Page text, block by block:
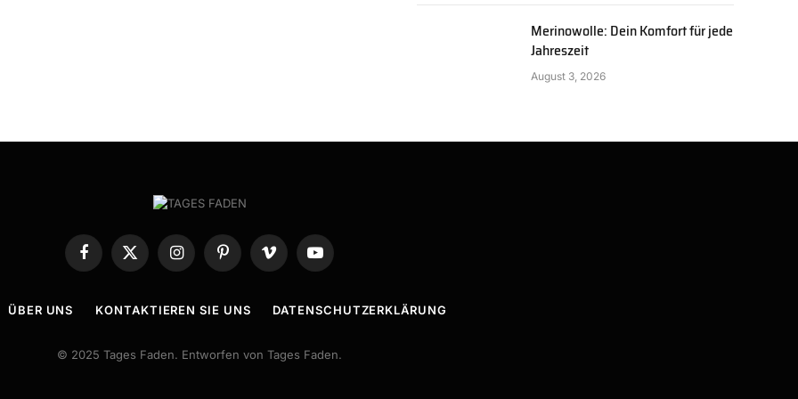
Merinowolle: Dein Komfort für jede
Jahreszeit
August 3, 2026
Facebook
X
(Twitter)
InstagramPinterestVimeo YouTube
ÜBER UNS KONTAKTIEREN SIE UNS DATENSCHUTZERKLÄRUNG
© 2025 Tages Faden. Entworfen von Tages Faden.